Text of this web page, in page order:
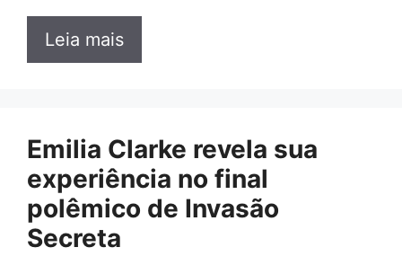
Leia mais
Emilia Clarke revela sua
experiência no final
polêmico de Invasão
Secreta